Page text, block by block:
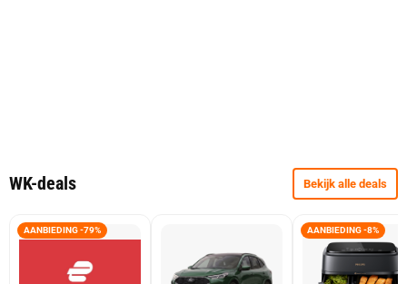
WK-deals Bekijk alle deals
AANBIEDING -79% AANBIEDING -8%